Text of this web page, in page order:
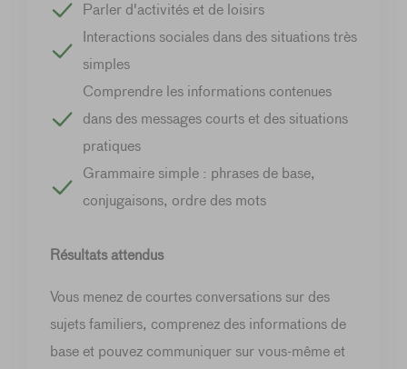
Parler d'activités et de loisirs
Interactions sociales dans des situations très
simples
Comprendre les informations contenues
dans des messages courts et des situations
pratiques
Grammaire simple : phrases de base,
conjugaisons, ordre des mots
Résultats attendus
Vous menez de courtes conversations sur des
sujets familiers, comprenez des informations de
base et pouvez communiquer sur vous-même et